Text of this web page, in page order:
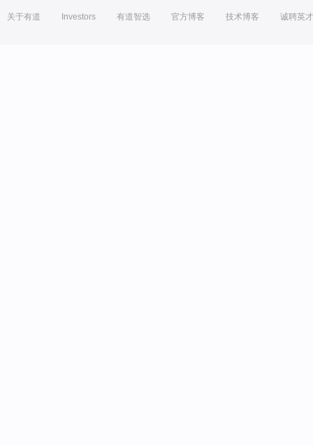
关于有道 Investors 有道智选 官方博客 技术博客 诚聘英才